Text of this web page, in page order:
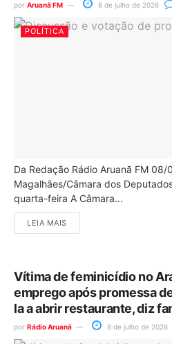
por Aruanã FM 8 de julho de 2026
POLÍTICA
Da Redação Rádio Aruanã FM
Magalhães/Câmara dos
quarta-feira A Câmara...
LEIA MAIS
Vítima de feminicídio no
emprego após promessa
la a abrir restaurante, diz
por Rádio Aruanã 8 de julho de 2026